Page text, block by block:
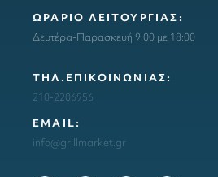
ΩΡΑΡΙΟ ΛΕΙΤΟΥΡΓΙΑΣ:
Δευτέρα-Παρασκευή 9:00 με 18:00
ΤΗΛ.ΕΠΙΚΟΙΝΩΝΙΑΣ:
210-2206956
ΕΜΑΙL:
info@grillmarket.gr